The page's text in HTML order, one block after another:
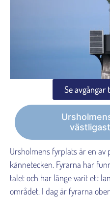
Se avgångar
Ursholmens fyrplats är en av
kännetecken. Fyrarna har
talet och har länge varit ett
området. I dag är fyrarna